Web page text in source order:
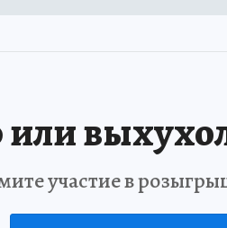
или
участие в